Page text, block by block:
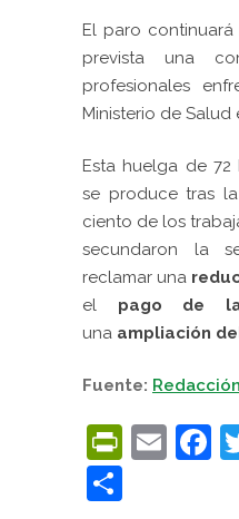
El paro
prevista una
profesionales
Ministerio de Salud
Esta huelga de
se produce tras
ciento de los
secundaron la
reclamar una
el pago de
una ampliación
Fuente: